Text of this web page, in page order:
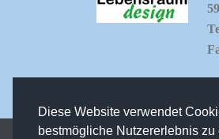
Diese Website verwendet
bestmögliche Nutzererlebnis zu